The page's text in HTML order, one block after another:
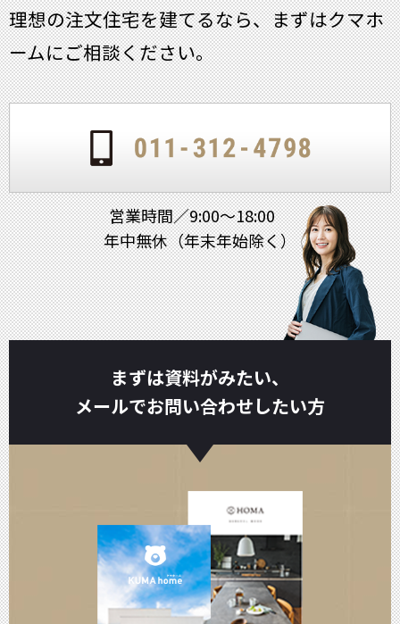
理想の注文住宅を建てるなら、まずはクマホ
ームにご相談ください。
営業時間／9:00～18:00
年中無休（年末年始除く）
まずは資料がみたい、
メールでお問い合わせしたい方